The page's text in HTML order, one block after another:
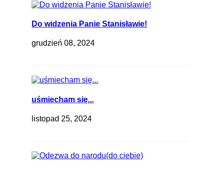
Do widzenia Panie Stanisławie!
grudzień 08, 2024
uśmiecham się...
listopad 25, 2024